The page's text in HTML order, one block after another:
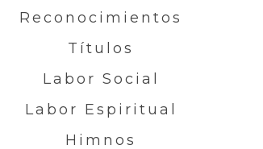
Reconocimientos
Títulos
Labor Social
Labor Espiritual
Himnos